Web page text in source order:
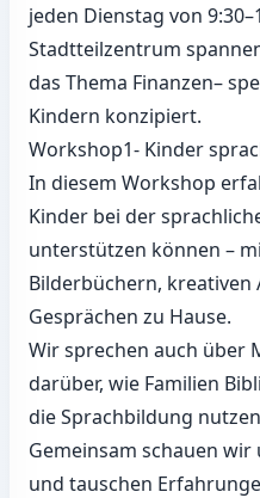
jeden Dienstag von
Stadtteilzentrum
das Thema Finanzen–
Kindern konzipiert.
Workshop1- Kinder
In diesem Workshop
Kinder bei der
unterstützen können –
Bilderbüchern, kreativen
Gesprächen zu Hause.
Wir sprechen auch über
darüber, wie Familien
die Sprachbildung
Gemeinsam schauen wir
und tauschen